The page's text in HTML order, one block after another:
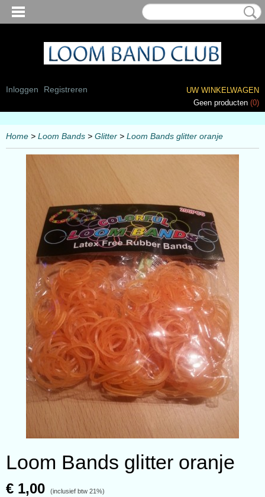
Inloggen Registreren
UW WINKELWAGEN
Geen producten (0)
Home > Loom Bands > Glitter > Loom Bands glitter oranje
Loom Bands glitter oranje
€ 1,00 (inclusief btw 21%)